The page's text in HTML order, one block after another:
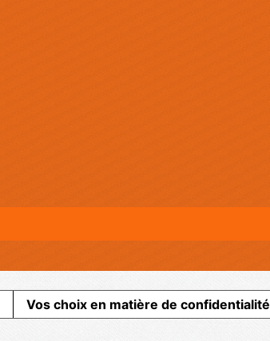
Vos choix en matière de confidentialité